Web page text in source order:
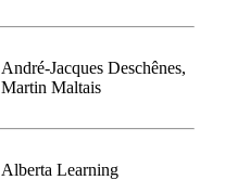
André-Jacques Deschênes,
Martin Maltais
Alberta Learning